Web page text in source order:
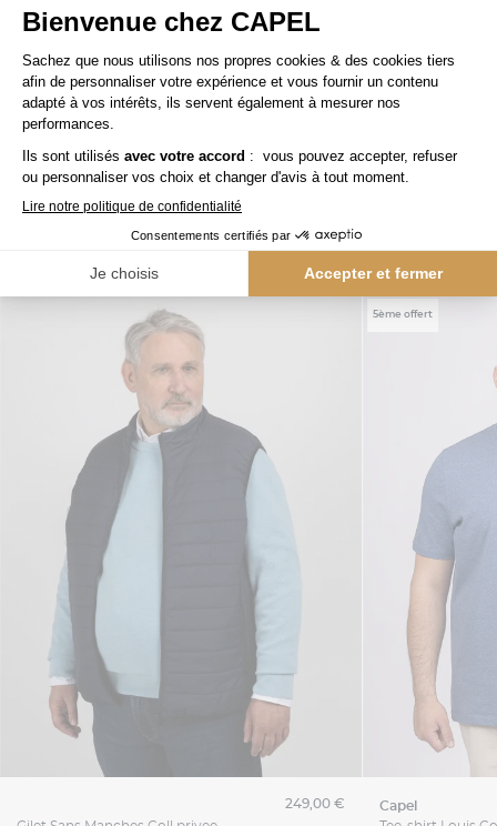
tommy hilfiger
Pantalon Chino Twill pour Homme Grand Bleu
109,00 € capel
249,00 €
5ème offert
capel